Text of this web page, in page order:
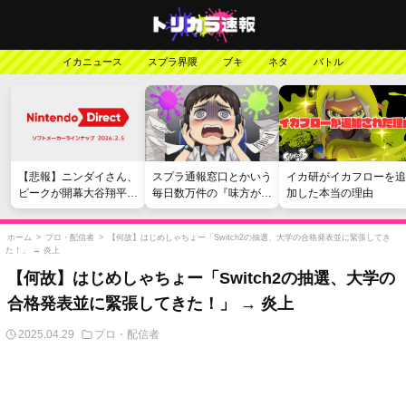
イカニュース スプラ界隈 ブキ ネタ バトル
【悲報】ニンダイさん、
ピークが開幕大谷翔平の
がっかりダイレクトだっ
たと言われてしまう
スプラ通報窓口とかいう
毎日数万件の『味方が弱
い』愚痴を読まされる苦
行
イカ研がイカフローを追
加した本当の理由
ホーム > プロ・配信者 >
【何故】はじめしゃちょー「Switch2の抽選、大学の合格発表並に緊張してき
た！」 → 炎上
【何故】はじめしゃちょー「Switch2の抽選、大学の
合格発表並に緊張してきた！」 → 炎上
2025.04.29 プロ・配信者